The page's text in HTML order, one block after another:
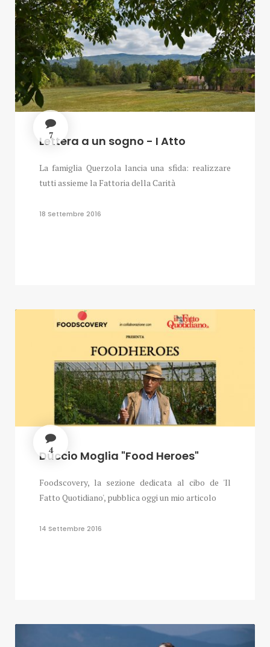
7
Lettera a un sogno - I Atto
La famiglia Querzola lancia una sfida: realizzare
tutti assieme la Fattoria della Carità
18 Settembre 2016
4
Duccio Moglia "Food Heroes"
Foodscovery, la sezione dedicata al cibo de 'Il
Fatto Quotidiano', pubblica oggi un mio articolo
14 Settembre 2016